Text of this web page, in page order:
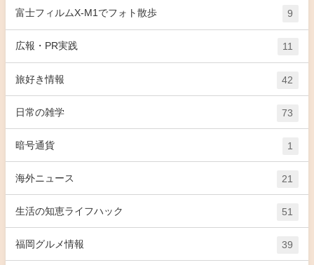
富士フィルムX-M1でフォト散歩 9
広報・PR実践 11
旅好き情報 42
日常の雑学 73
暗号通貨 1
海外ニュース 21
生活の知恵ライフハック 51
福岡グルメ情報 39